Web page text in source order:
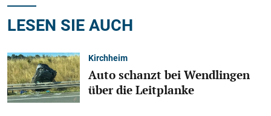
LESEN SIE AUCH
Kirchheim
Auto schanzt bei Wendlingen
über die Leitplanke